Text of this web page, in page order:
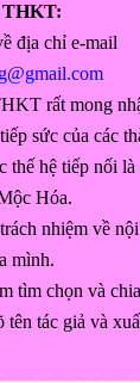
địa chỉ e-mail
rất mong
sức của các
thế hệ tiếp nối là
Hóa.
nhiệm về nội
mình.
tìm chọn và
tác giả và